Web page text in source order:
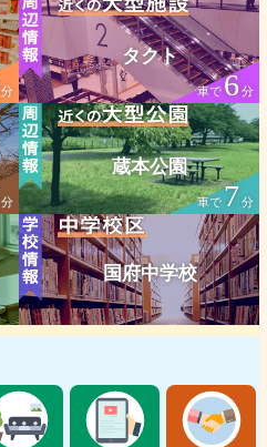
分
タクト
車で6分
分
蔵本公園
車で7分
国府中学校